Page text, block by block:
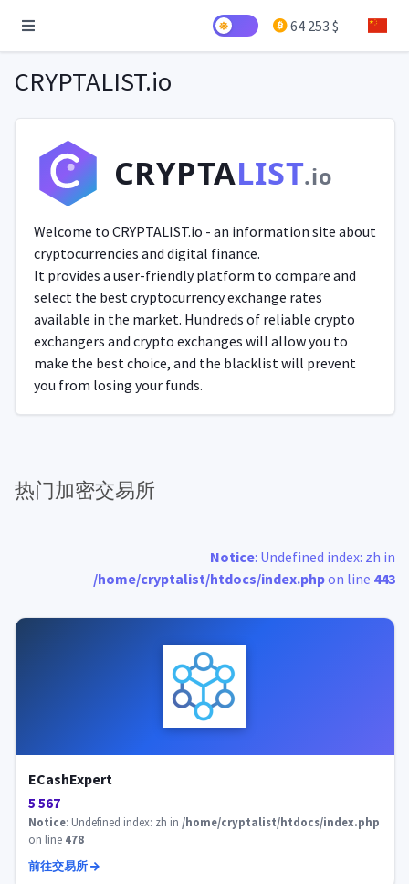
64 253 $
CRYPTALIST.io
CRYPTALIST.io
Welcome to CRYPTALIST.io - an information site about
cryptocurrencies and digital finance.
It provides a user-friendly platform to compare and
select the best cryptocurrency exchange rates
available in the market. Hundreds of reliable crypto
exchangers and crypto exchanges will allow you to
make the best choice, and the blacklist will prevent
you from losing your funds.
热门加密交易所
Notice: Undefined index: zh in
/home/cryptalist/htdocs/index.phpon line 443
ECashExpert
5 567
Notice: Undefined index: zh in /home/cryptalist/htdocs/index.php
on line 478
前往交易所